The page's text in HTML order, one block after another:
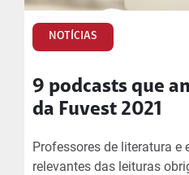
NOTÍCIAS
9 podcasts que
da Fuvest 2021
Professores de literatura
relevantes das leituras